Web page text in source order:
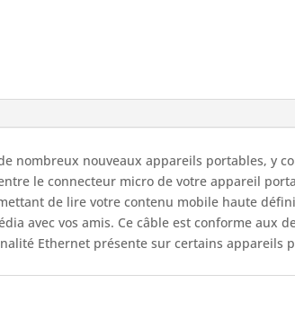
nombreux nouveaux appareils portables, y
le connecteur micro de votre appareil
de lire votre contenu mobile haute
avec vos amis. Ce câble est conforme aux
Ethernet présente sur certains appareils